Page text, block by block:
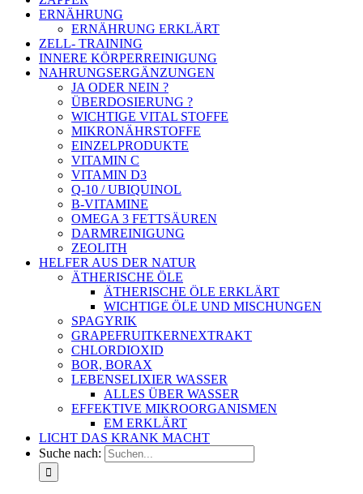
ERNÄHRUNG
ERNÄHRUNG ERKLÄRT
ZELL- TRAINING
INNERE KÖRPERREINIGUNG
NAHRUNGSERGÄNZUNGEN
JA ODER NEIN ?
ÜBERDOSIERUNG ?
WICHTIGE VITAL STOFFE
MIKRONÄHRSTOFFE
EINZELPRODUKTE
VITAMIN C
VITAMIN D3
Q-10 / UBIQUINOL
B-VITAMINE
OMEGA 3 FETTSÄUREN
DARMREINIGUNG
ZEOLITH
HELFER AUS DER NATUR
ÄTHERISCHE ÖLE
ÄTHERISCHE ÖLE ERKLÄRT
WICHTIGE ÖLE UND MISCHUNGEN
SPAGYRIK
GRAPEFRUITKERNEXTRAKT
CHLORDIOXID
BOR, BORAX
LEBENSELIXIER WASSER
ALLES ÜBER WASSER
EFFEKTIVE MIKROORGANISMEN
EM ERKLÄRT
LICHT DAS KRANK MACHT
Suche nach: